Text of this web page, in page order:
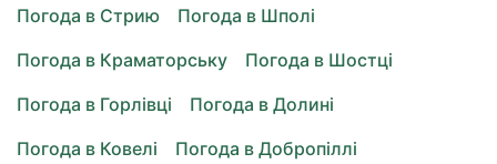
Погода в Стрию
Погода в Шполі
Погода в Краматорську
Погода в Шостці
Погода в Горлівці
Погода в Долині
Погода в Ковелі
Погода в Добропіллі